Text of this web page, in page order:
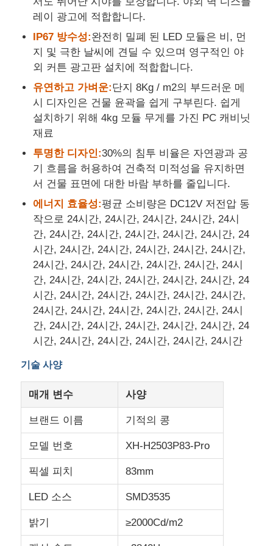
LED 메쉬 디스플레이
투명 필름 화면을 LED
투명한 LED 디스플레이
드론 비행 LED 스크린
자필 지도된 스크린
LED 그릴 화면
투명 디스플레이 화면
레이 광고에 적합합니다.
IP67 방수성:완전히 밀폐 된 LED 모듈은 비, 먼
지 및 극한 날씨에 견딜 수 있으며 영구적인 야
외 커튼 광고판 설치에 적합합니다.
유연하고 가벼운:단지 8Kg / m2의 부드러운 메
시 디자인은 건물 윤곽을 쉽게 구부린다. 쉽게
설치하기 위해 4kg 모듈 무게를 가진 PC 캐비닛
재료
투명한 디자인:30%의 침투 비율은 자연광과 공
기 흐름을 허용하여 건축적 미적성을 유지하면
서 건물 표면에 대한 바람 부하를 줄입니다.
에너지 효율성:평균 소비량은 DC12V 저전압 동
작으로 24시간, 24시간, 24시간, 24시간, 24시
간, 24시간, 24시간, 24시간, 24시간, 24시간, 24
시간, 24시간, 24시간, 24시간, 24시간, 24시간,
24시간, 24시간, 24시간, 24시간, 24시간, 24시
간, 24시간, 24시간, 24시간, 24시간, 24시간, 24
시간, 24시간, 24시간, 24시간, 24시간, 24시간,
24시간, 24시간, 24시간, 24시간, 24시간, 24시
간, 24시간, 24시간, 24시간, 24시간, 24시간, 24
시간, 24시간, 24시간, 24시간, 24시간, 24시간
기술 사양
매개 변수 사양
브랜드 이름 기적의 콩
모델 번호 XH-H2503P83-Pro
픽셀 피치 83mm
LED 소스 SMD3535
밝기 ≥2000Cd/m2